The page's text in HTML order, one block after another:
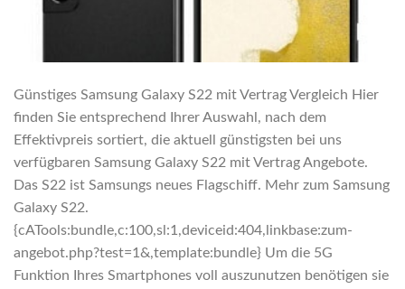
Günstiges Samsung Galaxy S22 mit Vertrag Vergleich Hier
finden Sie entsprechend Ihrer Auswahl, nach dem
Effektivpreis sortiert, die aktuell günstigsten bei uns
verfügbaren Samsung Galaxy S22 mit Vertrag Angebote.
Das S22 ist Samsungs neues Flagschiff. Mehr zum Samsung
Galaxy S22.
{cATools:bundle,c:100,sl:1,deviceid:404,linkbase:zum-
angebot.php?test=1&,template:bundle} Um die 5G
Funktion Ihres Smartphones voll auszunutzen benötigen sie